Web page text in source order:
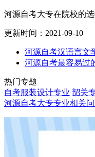
河源自考大专在院校的
更新时间：2021-09-10
河源自考汉语言文
河源自考最容易过
热门专题
自考服装设计专业 韶关
河源自考大专专业相关